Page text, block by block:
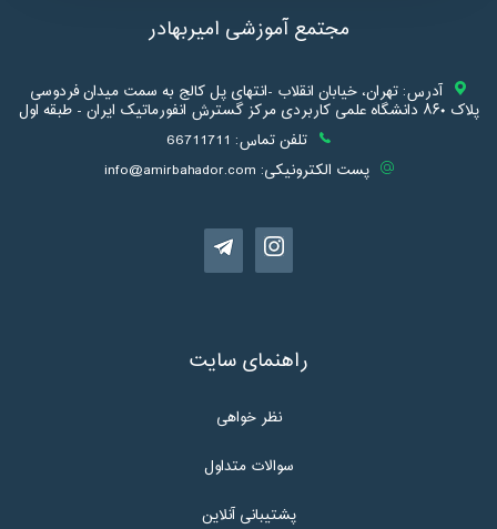
مجتمع آموزشی امیربهادر
آدرس: تهران، خیابان انقلاب -انتهای پل کالج به سمت میدان فردوسی
پلاک ۸۶۰ دانشگاه علمی کاربردی مرکز گسترش انفورماتیک ایران - طبقه اول
تلفن تماس: 66711711
پست الکترونیکی: info@amirbahador.com
راهنمای سایت
نظر خواهی
سوالات متداول
پشتیبانی آنلاین